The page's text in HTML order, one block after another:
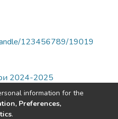
123456789/19019
2024-2025
information for the
Preferences,
.